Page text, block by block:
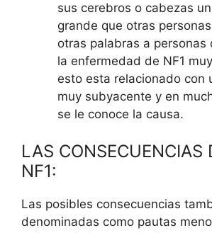
sus cerebros o cabezas
grande que otras
otras palabras a personas
la enfermedad de NF1
esto esta relacionado con
muy subyacente y en
se le conoce la causa.
LAS CONSECUENCIAS
NF1:
Las posibles consecuencias
denominadas como pautas